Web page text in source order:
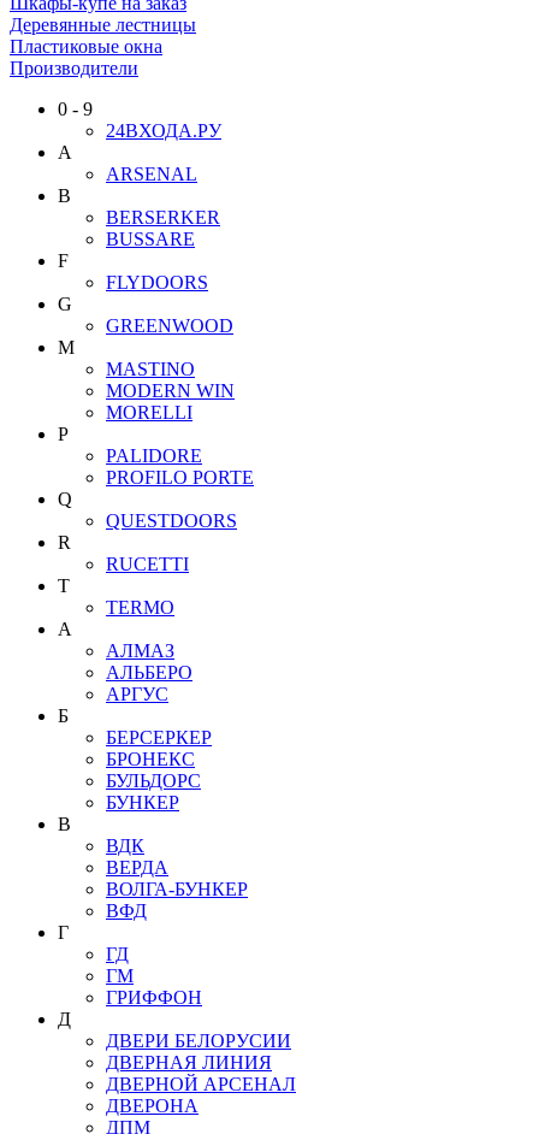
Деревянные лестницы
Пластиковые окна
Производители
0 - 9
24ВХОДА.РУ
A
ARSENAL
B
BERSERKER
BUSSARE
F
FLYDOORS
G
GREENWOOD
M
MASTINO
MODERN WIN
MORELLI
P
PALIDORE
PROFILO PORTE
Q
QUESTDOORS
R
RUCETTI
T
TERMO
А
АЛМАЗ
АЛЬБЕРО
АРГУС
Б
БЕРСЕРКЕР
БРОНЕКС
БУЛЬДОРС
БУНКЕР
В
ВДК
ВЕРДА
ВОЛГА-БУНКЕР
ВФД
Г
ГД
ГМ
ГРИФФОН
Д
ДВЕРИ БЕЛОРУСИИ
ДВЕРНАЯ ЛИНИЯ
ДВЕРНОЙ АРСЕНАЛ
ДВЕРОНА
ДПМ